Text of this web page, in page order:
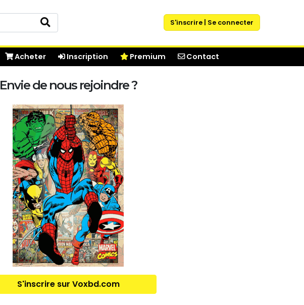
S'inscrire | Se connecter
Acheter Inscription Premium Contact
Envie de nous rejoindre ?
S'inscrire sur Voxbd.com